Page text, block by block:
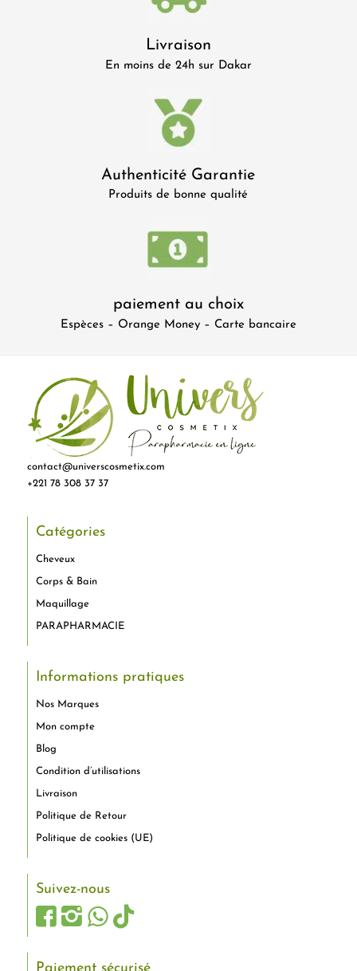
Livraison
En moins de 24h sur Dakar
Authenticité Garantie
Produits de bonne qualité
paiement au choix
Espèces – Orange Money – Carte bancaire
contact@universcosmetix.com
+221 78 308 37 37
Catégories
Cheveux
Corps & Bain
Maquillage
PARAPHARMACIE
Informations pratiques
Nos Marques
Mon compte
Blog
Condition d’utilisations
Livraison
Politique de Retour
Politique de cookies (UE)
Suivez-nous